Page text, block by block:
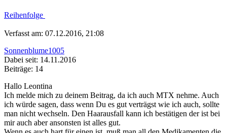
Reihenfolge
Verfasst am: 07.12.2016, 21:08
Sonnenblume1005
Dabei seit: 14.11.2016
Beiträge: 14
Hallo Leontina
Ich melde mich zu deinem Beitrag, da ich auch MTX nehme. Auch
ich würde sagen, dass wenn Du es gut verträgst wie ich auch, sollte
man nicht wechseln. Den Haarausfall kann ich bestätigen der ist bei
mir auch aber ansonsten ist alles gut.